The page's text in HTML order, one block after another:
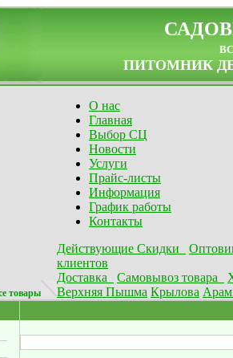
ПИТОМНИК
товары
О нас
Главная
Выбор СЦ
Новости
Услуги
Прайс-листы
Информация
График работы
Контакты
Действующие Скидки
клиентов
Доставка
Самовывоз товара
Верхняя Пышма Крылова